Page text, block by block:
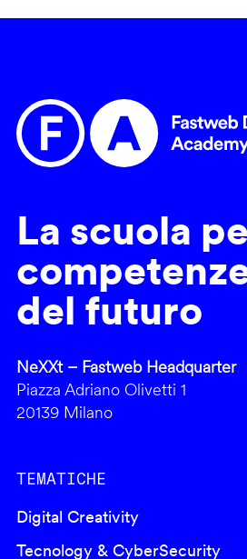
La scuola
del futuro
NeXXt – Fastweb Headquarter
Piazza Adriano Olivetti 1
20139 Milano
TEMATICHE
Digital Creativity
Tecnology & CyberSecurity